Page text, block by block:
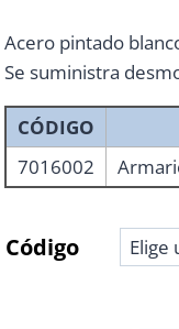
Acero pintado
Se suministra
CÓDIGO
7016002
Código